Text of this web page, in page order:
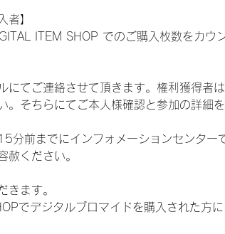
者】
ITEM SHOP でのご購入枚数をカウ
にてご連絡させて頂きます。権利獲得者
。そちらにてご本人様確認と参加の詳細
分前までにインフォメーションセンター
赦ください。
きます。
でデジタルブロマイドを購入された方